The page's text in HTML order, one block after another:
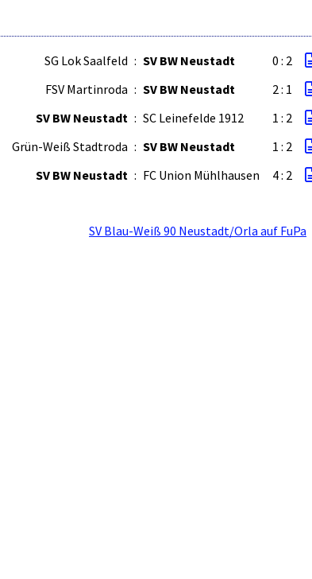
SG Lok Saalfeld : SV BW Neustadt 0 : 2
FSV Martinroda : SV BW Neustadt 2 : 1
SV BW Neustadt : SC Leinefelde 1912 1 : 2
Grün-Weiß Stadtroda : SV BW Neustadt 1 : 2
SV BW Neustadt : FC Union Mühlhausen 4 : 2
SV Blau-Weiß 90 Neustadt/Orla auf FuPa